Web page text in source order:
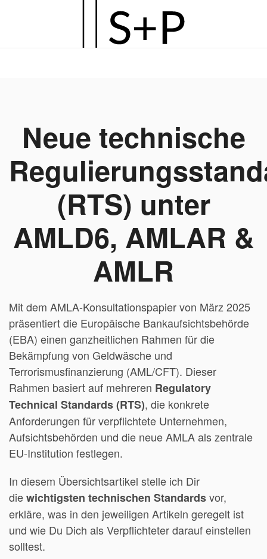
Neue technische
(RTS) unter
AMLD6, AMLAR &
AMLR
Mit dem AMLA-Konsultationspapier von März 2025
präsentiert die Europäische Bankaufsichtsbehörde
(EBA) einen ganzheitlichen Rahmen für die
Bekämpfung von Geldwäsche und
Terrorismusfinanzierung (AML/CFT). Dieser
Rahmen basiert auf mehreren Regulatory
Technical Standards (RTS), die konkrete
Anforderungen für verpflichtete Unternehmen,
Aufsichtsbehörden und die neue AMLA als zentrale
EU-Institution festlegen.
In diesem Übersichtsartikel stelle ich Dir
diewichtigsten technischen Standardsvor,
erkläre, was in den jeweiligen Artikeln geregelt ist
und wie Du Dich als Verpflichteter darauf einstellen
solltest.